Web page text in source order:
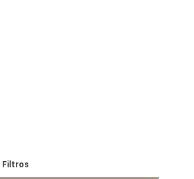
Filtros